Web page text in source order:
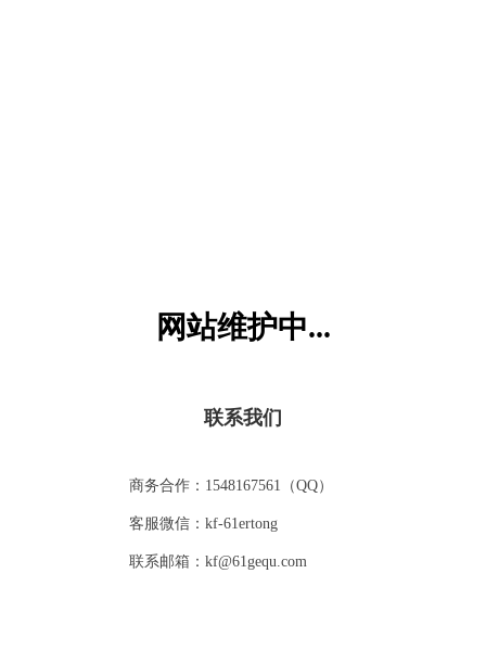
网站维护中...
联系我们
商务合作：1548167561（QQ）
客服微信：kf-61ertong
联系邮箱：kf@61gequ.com